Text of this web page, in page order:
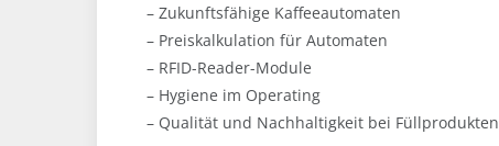
– Zukunftsfähige Kaffeeautomaten
– Preiskalkulation für Automaten
– RFID-Reader-Module
– Hygiene im Operating
– Qualität und Nachhaltigkeit bei Füllprodukten